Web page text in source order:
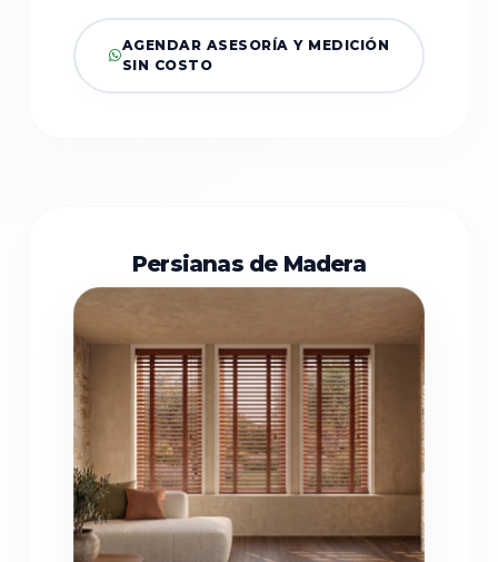
AGENDAR ASESORÍA Y MEDICIÓN
SIN COSTO
Persianas de Madera